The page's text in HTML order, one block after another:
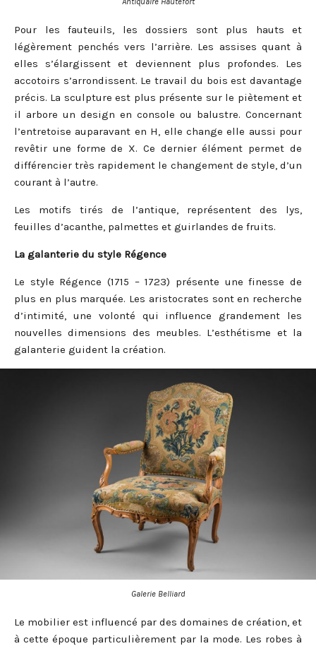
Pour les fauteuils, les dossiers sont plus hauts et
légèrement penchés vers l’arrière. Les assises quant à
elles s’élargissent et deviennent plus profondes. Les
accotoirs s’arrondissent. Le travail du bois est davantage
précis. La sculpture est plus présente sur le piètement et
il arbore un design en console ou balustre. Concernant
l’entretoise auparavant en H, elle change elle aussi pour
revêtir une forme de X. Ce dernier élément permet de
différencier très rapidement le changement de style, d’un
courant à l’autre.
Les motifs tirés de l’antique, représentent des lys,
feuilles d’acanthe, palmettes et guirlandes de fruits.
La galanterie du style Régence
Le style Régence (1715 – 1723) présente une finesse de
plus en plus marquée. Les aristocrates sont en recherche
d’intimité, une volonté qui influence grandement les
nouvelles dimensions des meubles. L’esthétisme et la
galanterie guident la création.
Galerie Belliard
Le mobilier est influencé par des domaines de création, et
à cette époque particulièrement par la mode. Les robes à